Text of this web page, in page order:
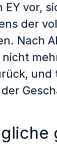
vor,
der
Nach